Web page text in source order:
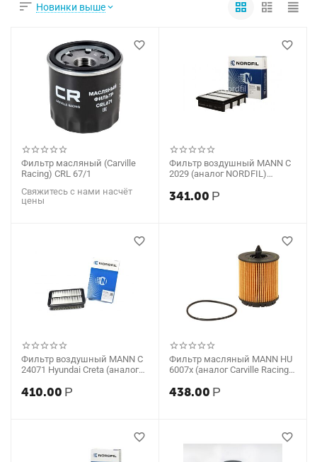
Новинки выше
Фильтр масляный (Carville
Racing) CRL 67/1
Свяжитесь с нами насчёт
цены
Фильтр воздушный MANN C
2029 (аналог NORDFIL)
341.00 Р
Фильтр воздушный MANN C
24071 Hyundai Creta (аналог
410.00 Р
Фильтр масляный MANN HU
6007x (аналог Carville Racing)
438.00 Р